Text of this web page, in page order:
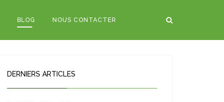
BLOG NOUS CONTACTER
DERNIERS ARTICLES